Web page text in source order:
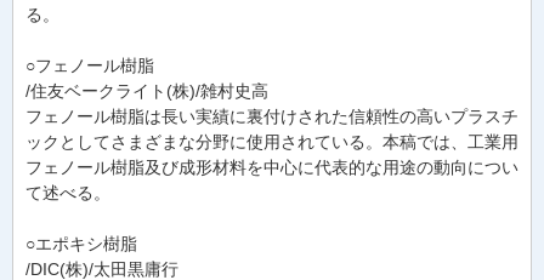
る。
○フェノール樹脂
/住友ベークライト(株)/雑村史高
フェノール樹脂は長い実績に裏付けされた信頼性の高いプラスチ
ックとしてさまざまな分野に使用されている。本稿では、工業用
フェノール樹脂及び成形材料を中心に代表的な用途の動向につい
て述べる。
○エポキシ樹脂
/DIC(株)/太田黒庸行